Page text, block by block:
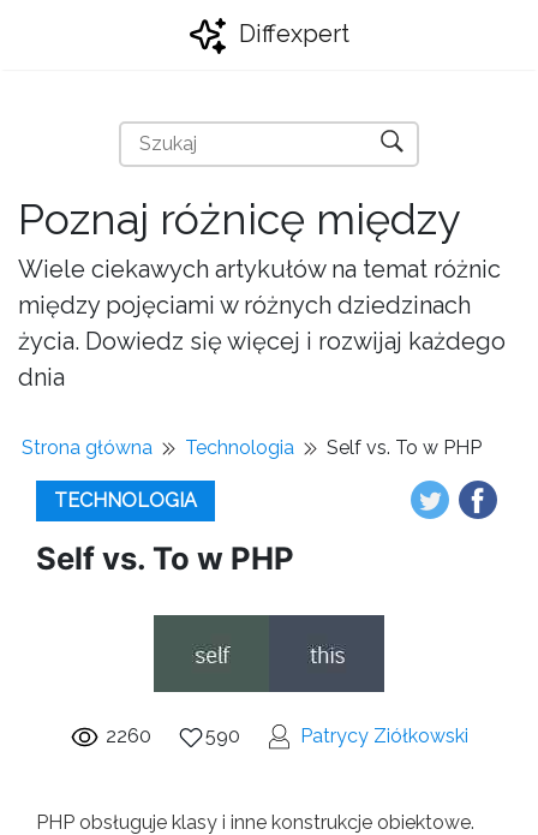
Diffexpert
Poznaj różnicę między
Wiele ciekawych artykułów na temat różnic
między pojęciami w różnych dziedzinach
życia. Dowiedz się więcej i rozwijaj każdego
dnia
Strona główna Technologia Self vs. To w PHP
TECHNOLOGIA
Self vs. To w PHP
2260 590 Patrycy Ziółkowski
PHP obsługuje klasy i inne konstrukcje obiektowe.